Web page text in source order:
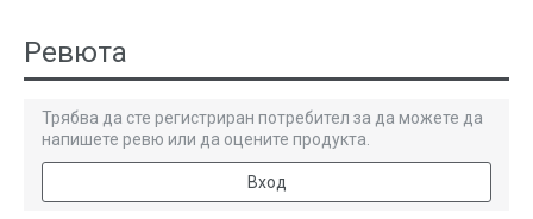
Ревюта
Трябва да сте регистриран потребител за да можете да
напишете ревю или да оцените продукта.
Вход